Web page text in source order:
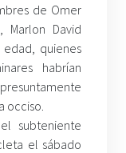
de Omer
Marlon David
quienes
habrían
occiso.
subteniente
el sábado